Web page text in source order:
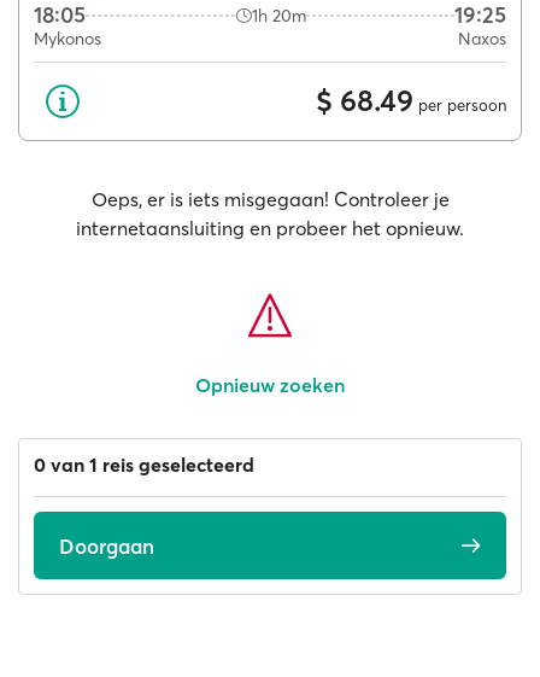
18:05 1h 20m 19:25
Mykonos Naxos
$ 68.49 per persoon
Oeps, er is iets misgegaan! Controleer je
internetaansluiting en probeer het opnieuw.
Opnieuw zoeken
0 van 1 reis geselecteerd
Doorgaan